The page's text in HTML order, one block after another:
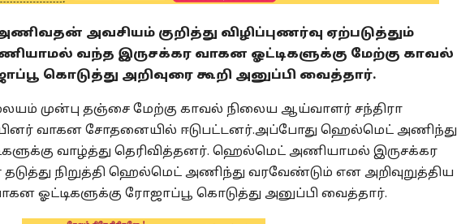
அவசியம் குறித்து விழிப்புணர்வு ஏற்படுத்தும்
வந்த இருசக்கர வாகன ஓட்டிகளுக்கு மேற்கு காவல்
கொடுத்து அறிவுரை கூறி அனுப்பி வைத்தார்.
முன்பு தஞ்சை மேற்கு காவல் நிலைய ஆய்வாளர் சந்திரா
வாகன சோதனையில் ஈடுபட்டனர்.அப்போது ஹெல்மெட் அணிந்து
வாழ்த்து தெரிவித்தனர். ஹெல்மெட் அணியாமல் இருசக்கர
நிறுத்தி ஹெல்மெட் அணிந்து வரவேண்டும் என அறிவுறுத்திய
ஓட்டிகளுக்கு ரோஜாப்பூ கொடுத்து அனுப்பி வைத்தார்.